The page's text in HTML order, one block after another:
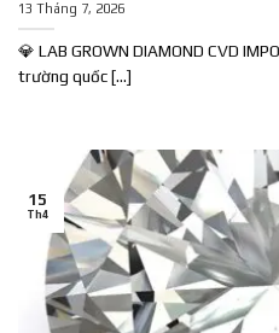
13 Tháng 7, 2026
💎 LAB GROWN DIAMOND CVD
trường quốc [...]
15
Th4